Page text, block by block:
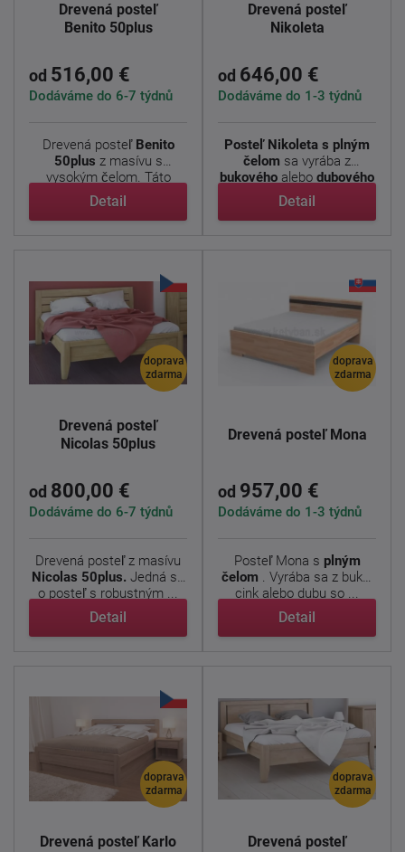
Drevená posteľ
Benito 50plus
od 516,00 €
Dodáváme do 6-7 týdnů
Drevená posteľ Benito
50plus z masívu s
vysokým čelom. Táto
posteľ je ...
Detail
Drevená posteľ
Nikoleta
od 646,00 €
Dodáváme do 1-3 týdnů
Posteľ Nikoleta s plným
čelom sa vyrába z
bukového alebo dubového
...
Detail
doprava
zdarma
Drevená posteľ
Nicolas 50plus
od 800,00 €
Dodáváme do 6-7 týdnů
Drevená posteľ z masívu
Nicolas 50plus. Jedná sa
o posteľ s robustným ...
Detail
doprava
zdarma
Drevená posteľ Mona
od 957,00 €
Dodáváme do 1-3 týdnů
Posteľ Mona s plným
čelom . Vyrába sa z buku-
cink alebo dubu so ...
Detail
doprava
zdarma
Drevená posteľ Karlo
doprava
zdarma
Drevená posteľ